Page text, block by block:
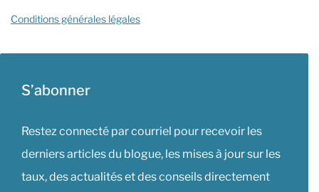
Conditions générales légales
S’abonner
Restez connecté par courriel pour recevoir les
derniers articles du blogue, les mises à jour sur les
taux, des actualités et des conseils directement